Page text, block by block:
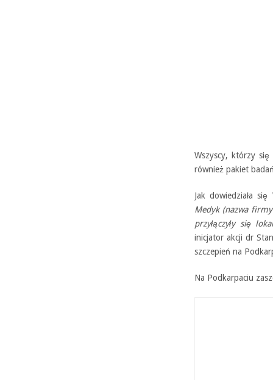
Wszyscy, którzy
również pakiet
Jak dowiedziała
Medyk (nazwa
przyłączyły się
inicjator akcji dr
szczepień na
Na Podkarpaciu